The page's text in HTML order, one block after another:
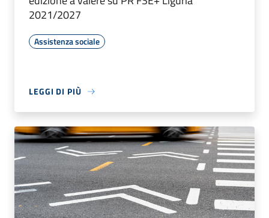
2021/2027
Assistenza sociale
LEGGI DI PIÙ